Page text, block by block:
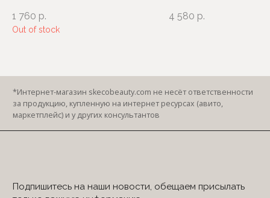
1 760 р.
Out of stock
4 580 р.
Разработка сайта
mari_techna
ИП Близнюкова Елизавета Анатольевна
ИНН 231711421940